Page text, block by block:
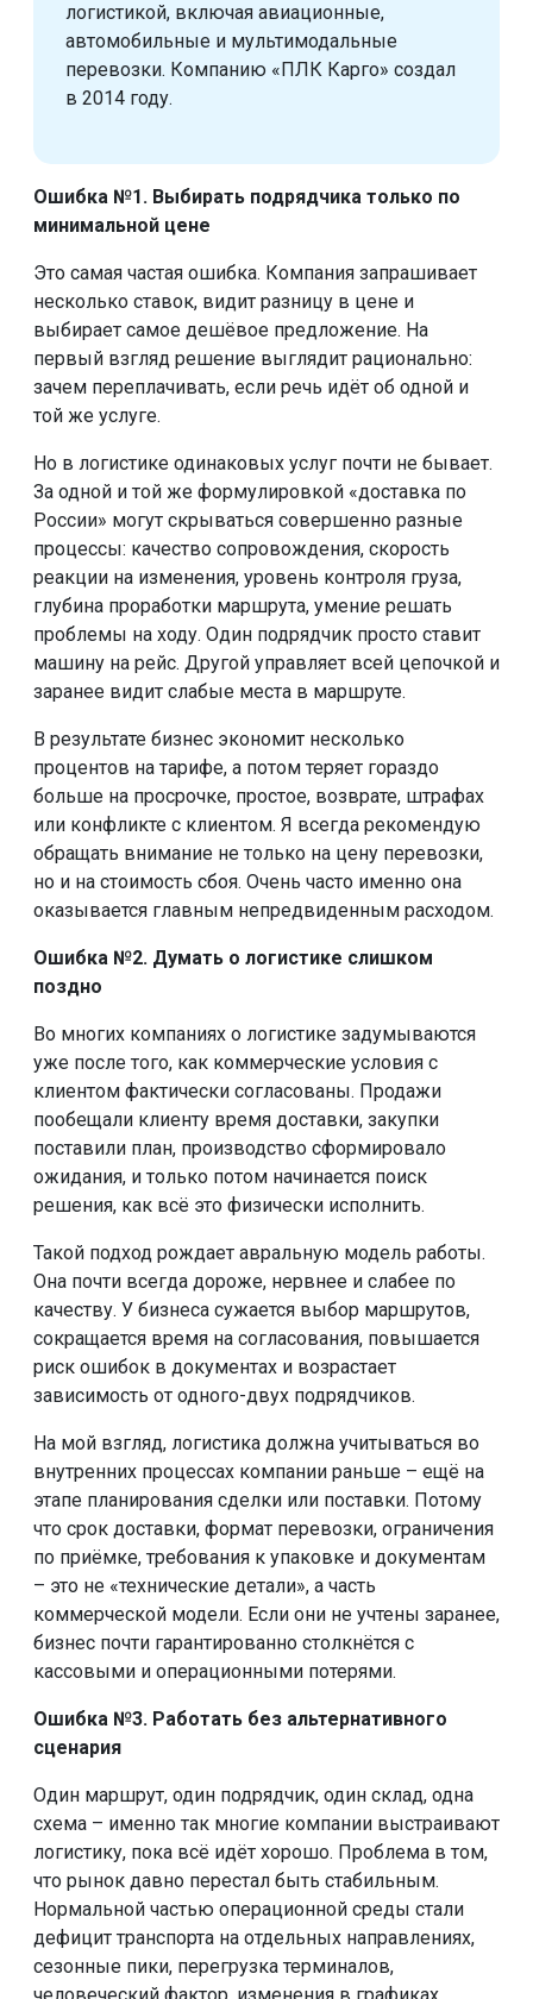
логистикой, включая авиационные,
автомобильные и мультимодальные
перевозки. Компанию «ПЛК Карго» создал
в 2014 году.
Ошибка №1. Выбирать подрядчика только по
минимальной цене
Это самая частая ошибка. Компания запрашивает
несколько ставок, видит разницу в цене и
выбирает самое дешёвое предложение. На
первый взгляд решение выглядит рационально:
зачем переплачивать, если речь идёт об одной и
той же услуге.
Но в логистике одинаковых услуг почти не бывает.
За одной и той же формулировкой «доставка по
России» могут скрываться совершенно разные
процессы: качество сопровождения, скорость
реакции на изменения, уровень контроля груза,
глубина проработки маршрута, умение решать
проблемы на ходу. Один подрядчик просто ставит
машину на рейс. Другой управляет всей цепочкой и
заранее видит слабые места в маршруте.
В результате бизнес экономит несколько
процентов на тарифе, а потом теряет гораздо
больше на просрочке, простое, возврате, штрафах
или конфликте с клиентом. Я всегда рекомендую
обращать внимание не только на цену перевозки,
но и на стоимость сбоя. Очень часто именно она
оказывается главным непредвиденным расходом.
Ошибка №2. Думать о логистике слишком
поздно
Во многих компаниях о логистике задумываются
уже после того, как коммерческие условия с
клиентом фактически согласованы. Продажи
пообещали клиенту время доставки, закупки
поставили план, производство сформировало
ожидания, и только потом начинается поиск
решения, как всё это физически исполнить.
Такой подход рождает авральную модель работы.
Она почти всегда дороже, нервнее и слабее по
качеству. У бизнеса сужается выбор маршрутов,
сокращается время на согласования, повышается
риск ошибок в документах и возрастает
зависимость от одного-двух подрядчиков.
На мой взгляд, логистика должна учитываться во
внутренних процессах компании раньше – ещё на
этапе планирования сделки или поставки. Потому
что срок доставки, формат перевозки, ограничения
по приёмке, требования к упаковке и документам
– это не «технические детали», а часть
коммерческой модели. Если они не учтены заранее,
бизнес почти гарантированно столкнётся с
кассовыми и операционными потерями.
Ошибка №3. Работать без альтернативного
сценария
Один маршрут, один подрядчик, один склад, одна
схема – именно так многие компании выстраивают
логистику, пока всё идёт хорошо. Проблема в том,
что рынок давно перестал быть стабильным.
Нормальной частью операционной среды стали
дефицит транспорта на отдельных направлениях,
сезонные пики, перегрузка терминалов,